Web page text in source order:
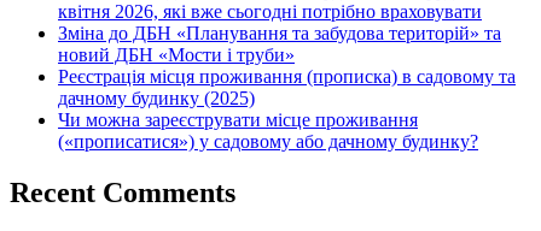
квітня 2026, які вже сьогодні потрібно враховувати
Зміна до ДБН «Планування та забудова територій» та
новий ДБН «Мости і труби»
Реєстрація місця проживання (прописка) в садовому та
дачному будинку (2025)
Чи можна зареєструвати місце проживання
(«прописатися») у садовому або дачному будинку?
Recent Comments